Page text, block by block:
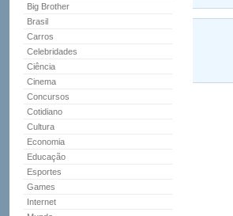
Big Brother
Brasil
Carros
Celebridades
Ciência
Cinema
Concursos
Cotidiano
Cultura
Economia
Educação
Esportes
Games
Internet